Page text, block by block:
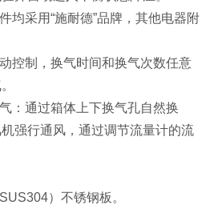
均采用“施耐德”品牌，其他电器附
控制，换气时间和换气次数任意
：通过箱体上下换气孔自然换
强行通风，通过调节流量计的流
）不锈钢板。